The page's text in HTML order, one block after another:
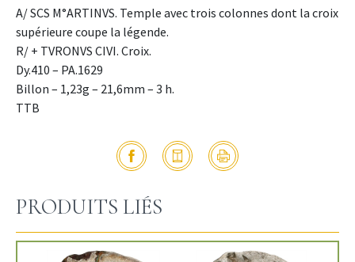
A/ SCS M°ARTINVS. Temple avec trois colonnes dont la croix
supérieure coupe la légende.
R/ + TVRONVS CIVI. Croix.
Dy.410 – PA.1629
Billon – 1,23g – 21,6mm – 3 h.
TTB
PRODUITS LIÉS